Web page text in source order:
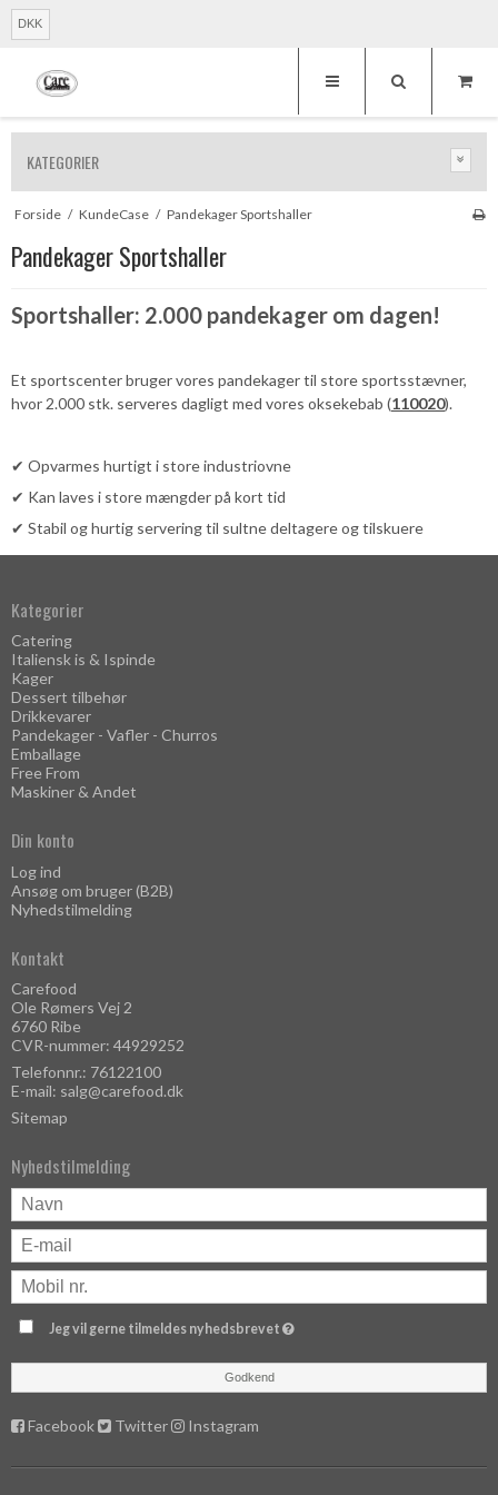
DKK
KATEGORIER
Forside / KundeCase / Pandekager Sportshaller
Pandekager Sportshaller
Sportshaller: 2.000 pandekager om dagen!
Et sportscenter bruger vores pandekager til store sportsstævner,
hvor 2.000 stk. serveres dagligt med vores oksekebab (110020).
✔ Opvarmes hurtigt i store industriovne
✔ Kan laves i store mængder på kort tid
✔ Stabil og hurtig servering til sultne deltagere og tilskuere
Kategorier
Catering
Italiensk is & Ispinde
Kager
Dessert tilbehør
Drikkevarer
Pandekager - Vafler - Churros
Emballage
Free From
Maskiner & Andet
Din konto
Log ind
Ansøg om bruger (B2B)
Nyhedstilmelding
Kontakt
Carefood
Ole Rømers Vej 2
6760 Ribe
CVR-nummer: 44929252
Telefonnr.: 76122100
E-mail: salg@carefood.dk
Sitemap
Nyhedstilmelding
Jeg vil gerne tilmeldes nyhedsbrevet
Godkend
Facebook Twitter Instagram